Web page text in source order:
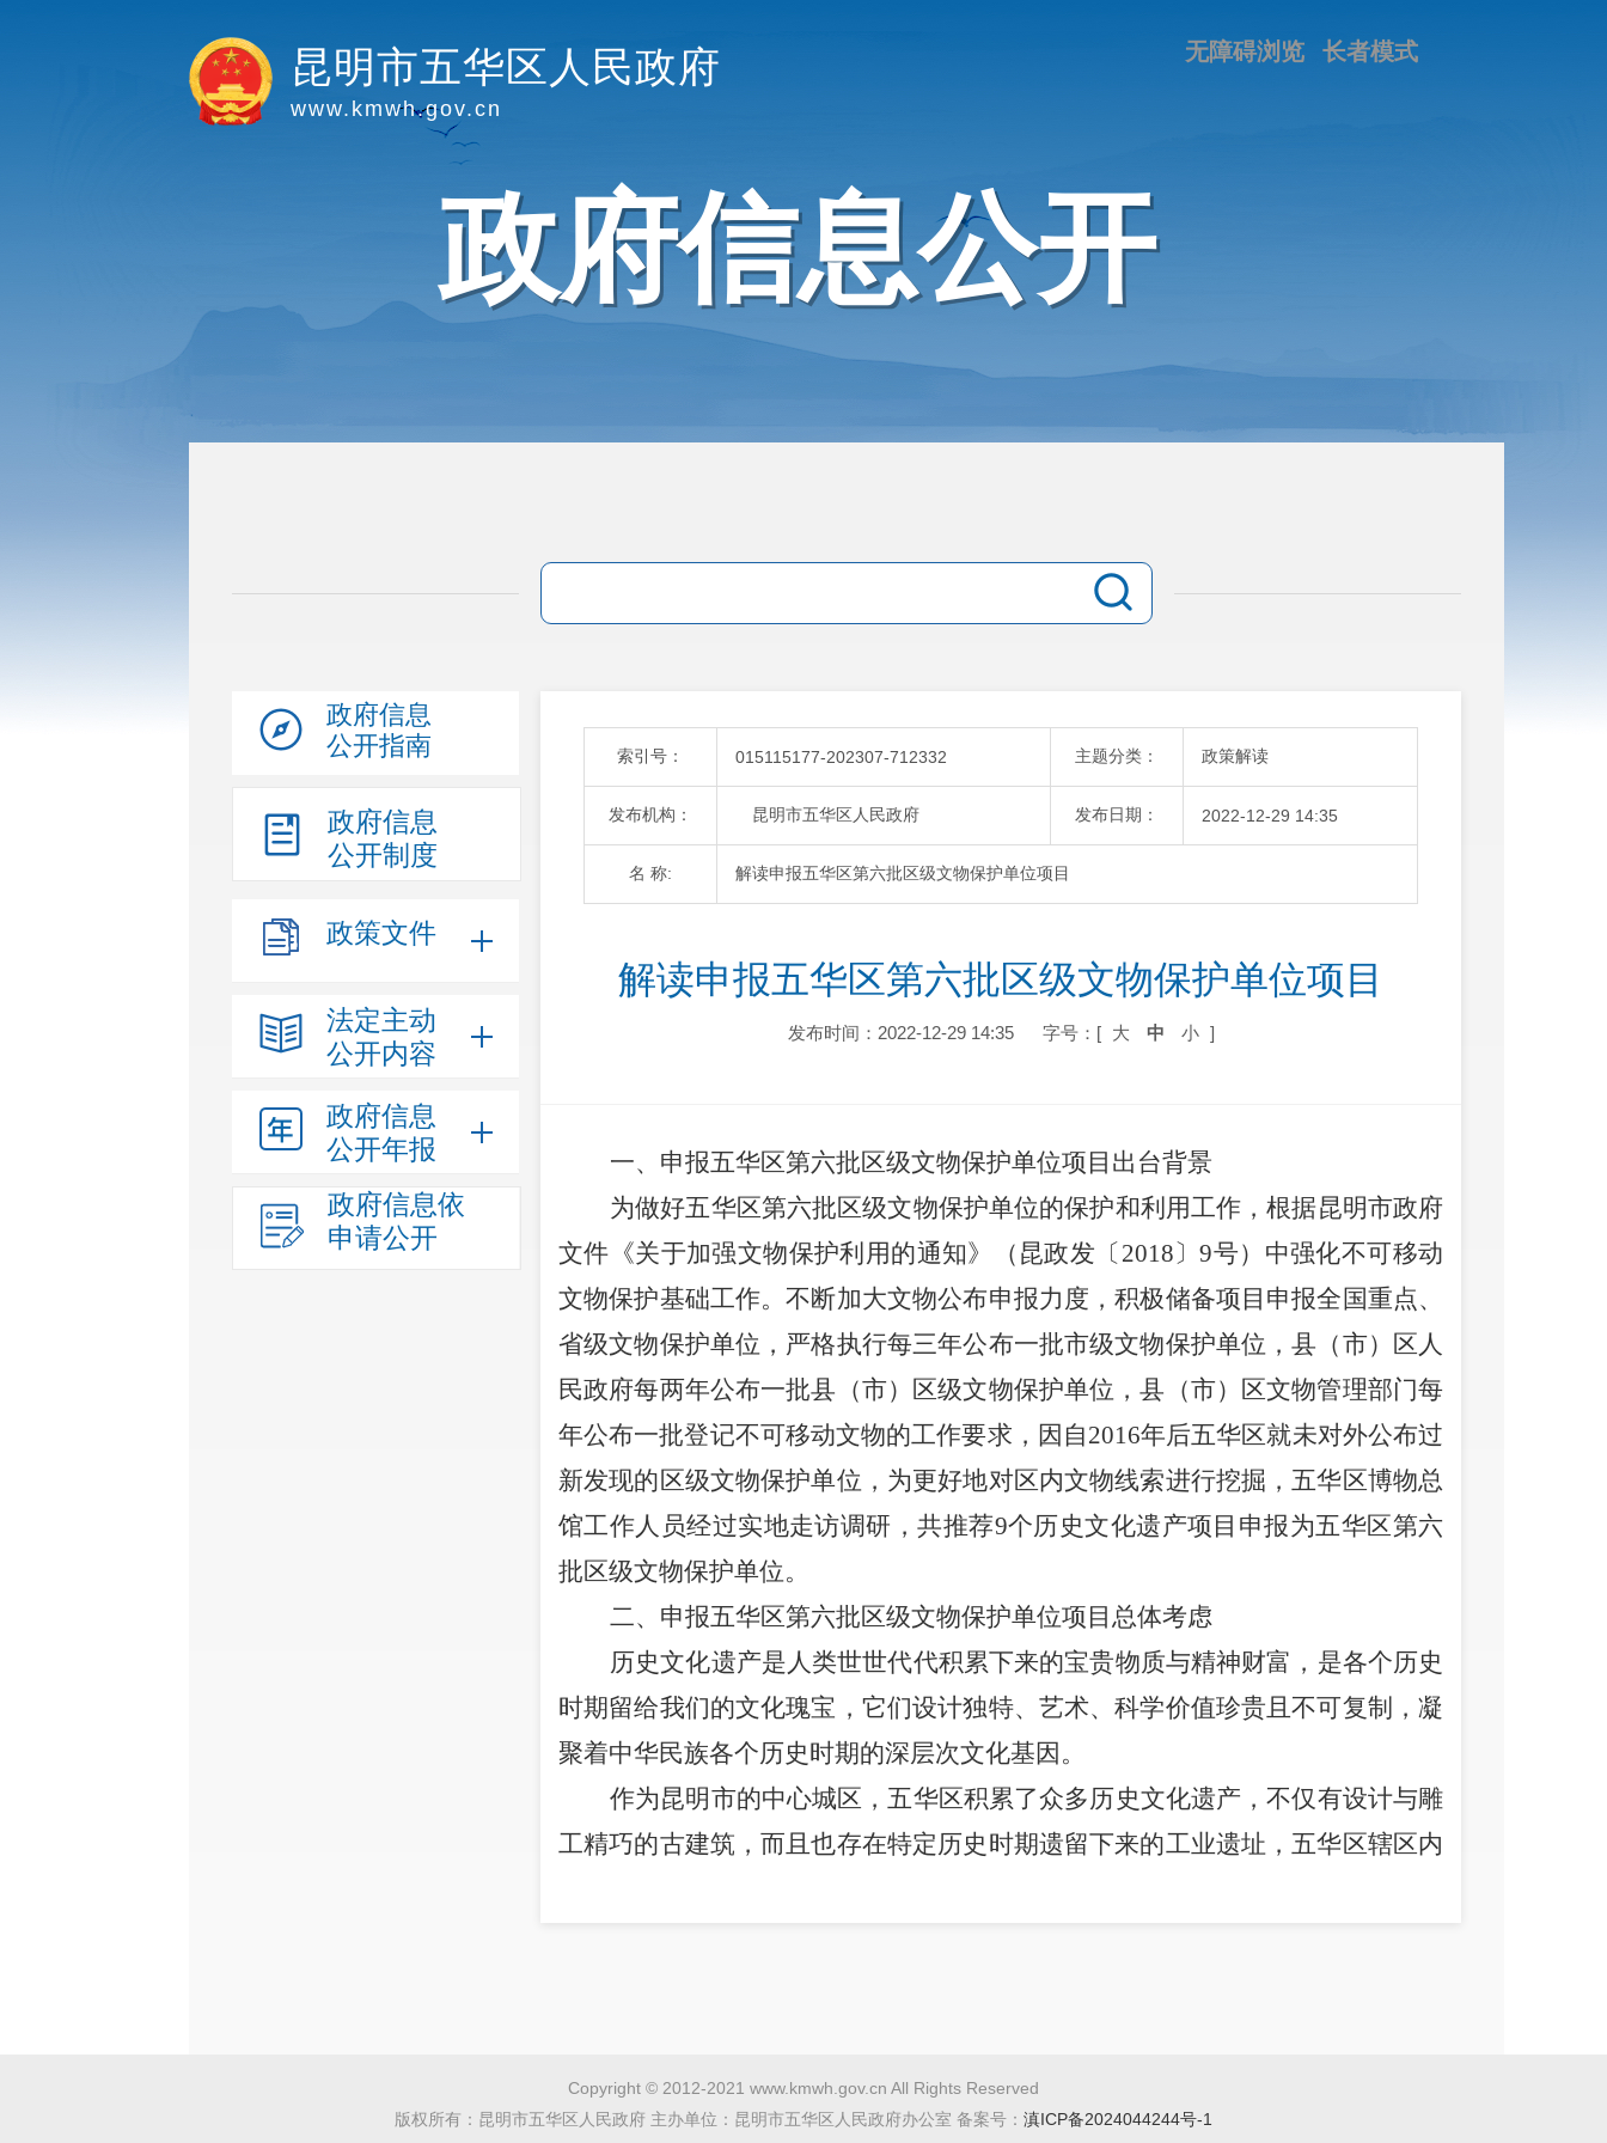
昆明市五华区人民政府
www.kmwh.gov.cn
长者模式
无障碍浏览
政府信息公开
政府信息
公开指南
政府信息
公开制度
政策文件
法定主动
公开内容
政府信息
公开年报
政府信息依
申请公开
索引号： 015115177-202307-712332 主题分类： 政策解读
发布机构： 昆明市五华区人民政府 发布日期： 2022-12-29 14:35
名 称: 解读申报五华区第六批区级文物保护单位项目
解读申报五华区第六批区级文物保护单位项目
发布时间：2022-12-29 14:35 字号：[ 大 中 小 ]
一、 申报五华区第六批区级文物保护单位项目 出台背景
为做好五华区第六批区级文物保护单位的保护和利用工作，根据昆明市政府
文件《关于加强文物保护利用的通知》（昆政发〔 2018〕9号）中强化不可移动
文物保护基础工作。不断加大文物公布申报力度，积极储备项目申报全国重点、
省级文物保护单位，严格执行每三年公布一批市级文物保护单位，县（市）区人
民政府每两年公布一批县（市）区级文物保护单位，县（市）区文物管理部门每
年公布一批登记不可移动文物的工作要求，因自2016年后五华区就未对外公布过
新发现的区级文物保护单位，为更好地对区内文物线索进行挖掘，五华区博物总
馆工作人员经过实地走访调研，共推荐9个历史文化遗产项目申报为五华区第六
批区级文物保护单位。
二、 申报五华区第六批区级文物保护单位项目总体考虑
历史文化遗产是人类世世代代积累下来的宝贵物质与精神财富，是各个历史
时期留给我们的文化瑰宝，它们设计独特、 艺术、科学价值珍贵 且不可复制，凝
聚着中华民族各个历史时期的深层次文化基因。
作为昆明市的中心城区，五华区积累了众多历史文化遗产，不仅有设计与雕
工精巧的古建筑，而且也存在特定历史时期遗留下来的工业遗址 ，五华区辖区内
多年来，五华区在保护历史文化遗产 方面做了大量的工作
Copyright © 2012-2021 www.kmwh.gov.cn All Rights Reserved
版权所有：昆明市五华区人民政府 主办单位：昆明市五华区人民政府办公室 备案号： 滇ICP备2024044244号-1